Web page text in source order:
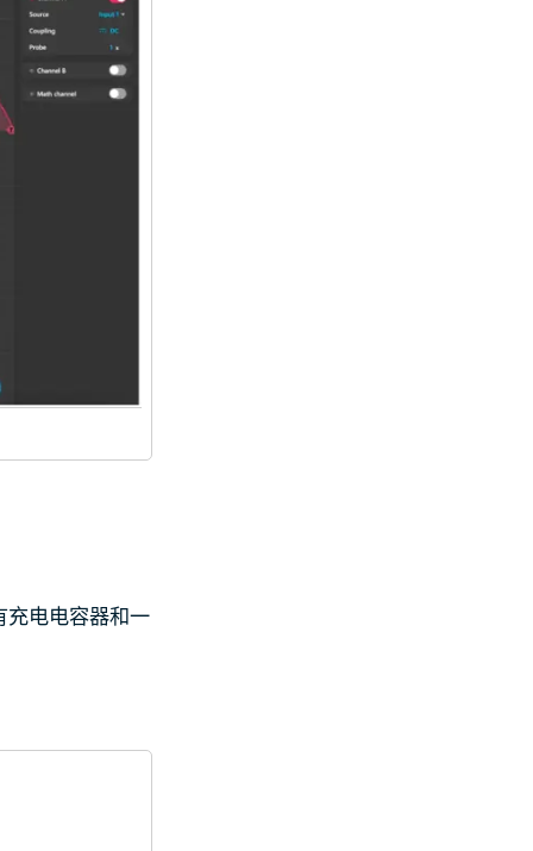
充电电容器和一